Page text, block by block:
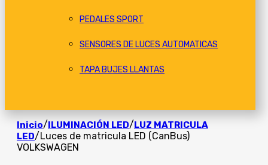
PEDALES SPORT
SENSORES DE LUCES AUTOMATICAS
TAPA BUJES LLANTAS
Inicio/ILUMINACIÓN LED/LUZ MATRICULA
LED/Luces de matricula LED (CanBus)
VOLKSWAGEN